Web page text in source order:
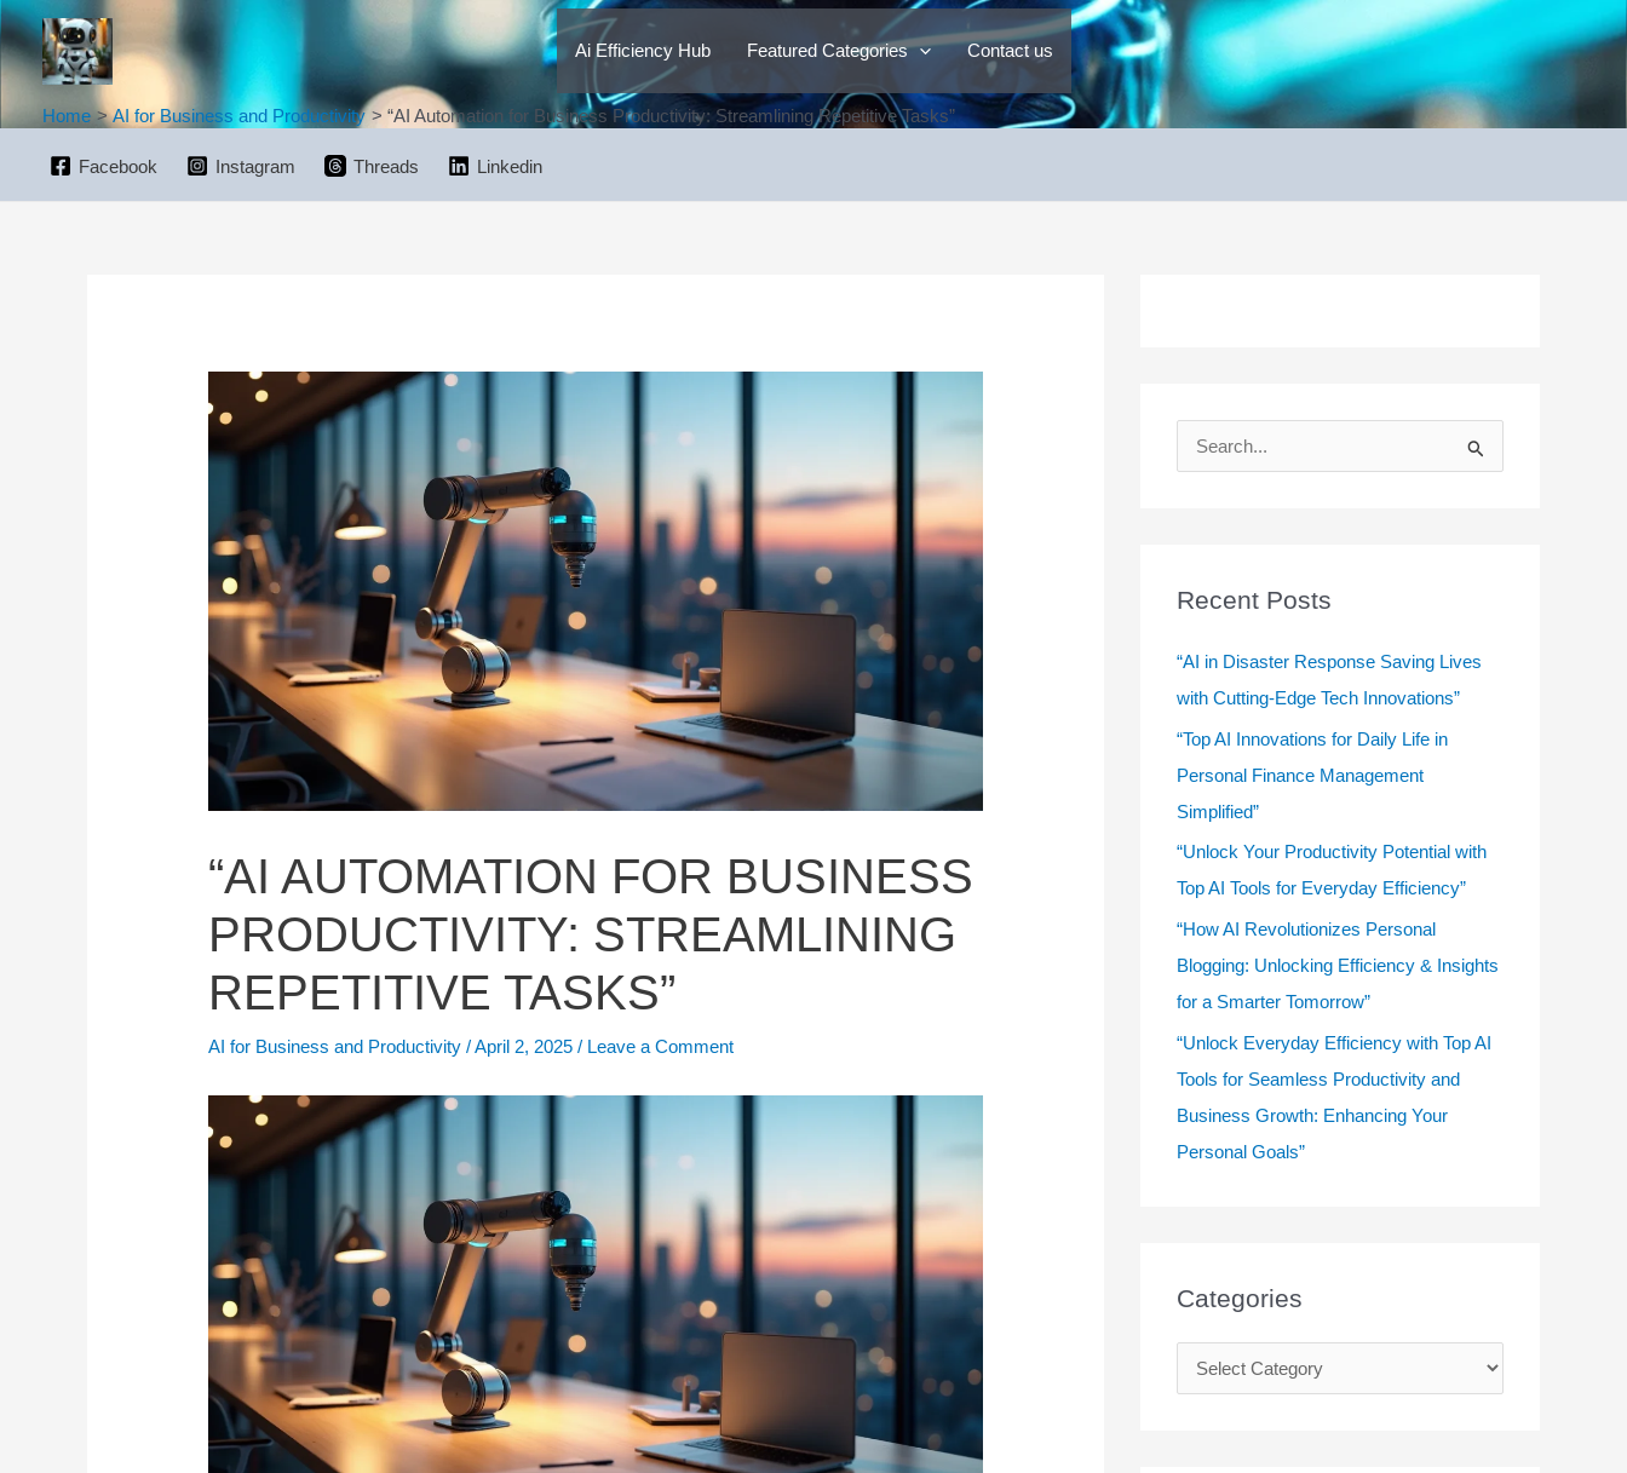
Skip
to
content
Ai Efficiency Hub Featured Categories Contact us
Home AI for Business and Productivity “AI Automation for Business Productivity: Streamlining Repetitive Tasks”
Facebook Instagram Threads Linkedin
“AI AUTOMATION FOR BUSINESS
PRODUCTIVITY: STREAMLINING
REPETITIVE TASKS”
AI for Business and Productivity /April 2, 2025/ Leave a Comment
e
f
o
Recent Posts
“AI in Disaster Response Saving Lives
with Cutting-Edge Tech Innovations”
“Top AI Innovations for Daily Life in
Personal Finance Management
Simplified”
“Unlock Your Productivity Potential with
Top AI Tools for Everyday Efficiency”
“How AI Revolutionizes Personal
Blogging: Unlocking Efficiency & Insights
for a Smarter Tomorrow”
“Unlock Everyday Efficiency with Top AI
Tools for Seamless Productivity and
Business Growth: Enhancing Your
Personal Goals”
Categories
a